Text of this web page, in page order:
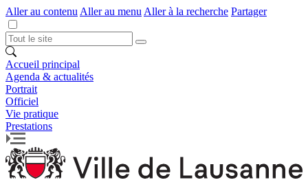
Aller au contenu Aller au menu Aller à la recherche Partager
Accueil principal
Agenda & actualités
Portrait
Officiel
Vie pratique
Prestations